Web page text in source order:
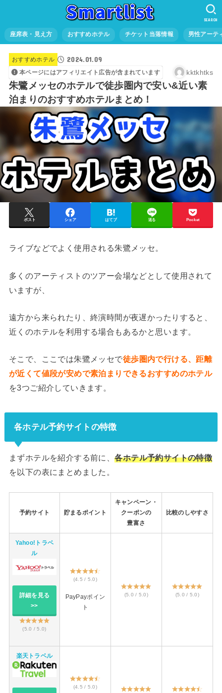
座席表・見え方 おすすめホテル チケット当落情報 男性アーテ
SEARCH
おすすめホテル 2024.01.09
本ページにはアフィリエイト広告が含まれています kktkhtks
朱鷺メッセのホテルで徒歩圏内で安い&近い素
泊まりのおすすめホテルまとめ！
ポスト シェア はてブ 送る Pocket
ライブなどでよく使用される朱鷺メッセ。
多くのアーティストのツアー会場などとして使用されて
いますが、
遠方から来られたり、終演時間が夜遅かったりすると、
近くのホテルを利用する場合もあるかと思います。
そこで、ここでは朱鷺メッセで徒歩圏内で行ける、距離
が近くて値段が安めで素泊まりできるおすすめのホテル
を3つご紹介していきます。
各ホテル予約サイトの特徴
まずホテルを紹介する前に、各ホテル予約サイトの特徴
を以下の表にまとめました。
予約サイト 貯まるポイント
キャンペーン・
クーポンの
豊富さ
比較のしやすさ
Yahoo!トラベ
ル
詳細を見る
>>
(5.0 / 5.0)
(4.5 / 5.0)
PayPayポイン
ト
(5.0 / 5.0) (5.0 / 5.0)
楽天トラベル
(4.5 / 5.0)